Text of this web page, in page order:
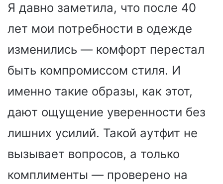
Я давно заметила, что после 40
лет мои потребности в одежде
изменились — комфорт перестал
быть компромиссом стиля. И
именно такие образы, как этот,
дают ощущение уверенности без
лишних усилий. Такой аутфит не
вызывает вопросов, а только
комплименты — проверено на